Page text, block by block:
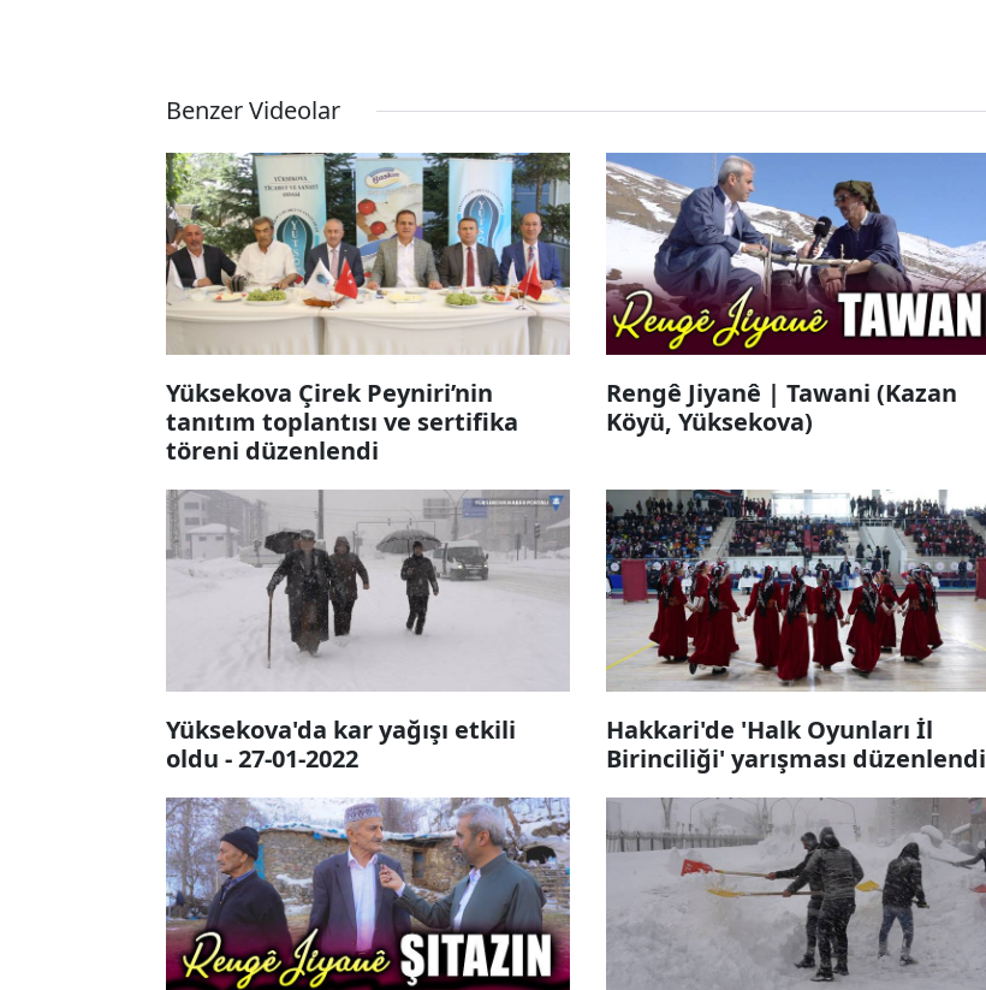
Benzer Videolar
Yüksekova Çirek Peyniri’nin
tanıtım toplantısı ve sertifika
töreni düzenlendi
Rengê Jiyanê | Tawani (Kazan
Köyü, Yüksekova)
Yüksekova'da kar yağışı etkili
oldu - 27-01-2022
Hakkari'de 'Halk Oyunları İl
Birinciliği' yarışması düzenlendi